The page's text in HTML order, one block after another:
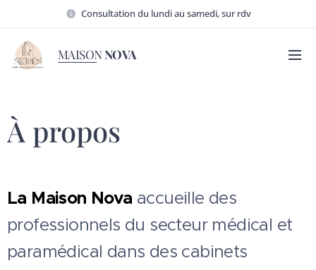
Consultation du lundi au samedi, sur rdv
MAISON NOVA
À propos
La Maison Nova accueille des
professionnels du secteur médical et
paramédical dans des cabinets